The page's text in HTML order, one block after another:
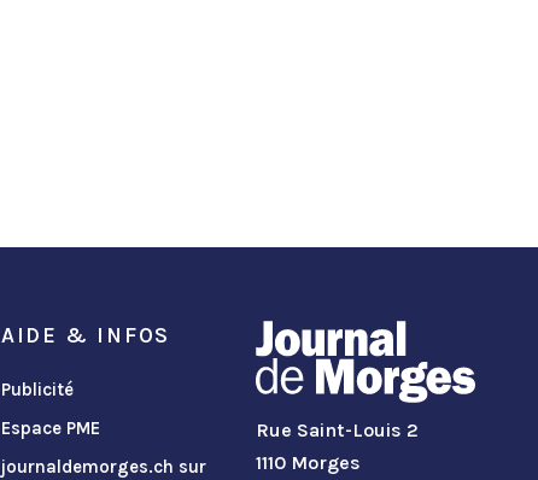
AIDE & INFOS
Publicité
Espace PME
journaldemorges.ch sur
Rue Saint-Louis 2
1110 Morges